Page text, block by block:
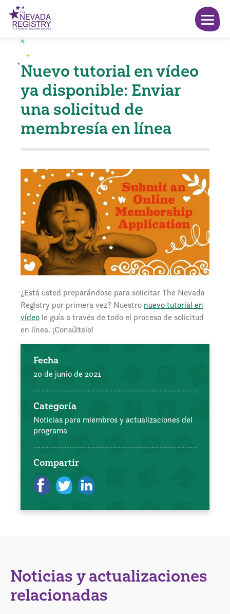
Nuevo tutorial en vídeo
ya disponible: Enviar
una solicitud de
membresía en línea
¿Está usted preparándose para solicitar The Nevada
Registry por primera vez? Nuestro nuevo tutorial en
vídeo le guía a través de todo el proceso de solicitud
en línea. ¡Consúltelo!
Fecha
20 de junio de 2021
Categoría
Noticias para miembros y actualizaciones del
programa
Compartir
Noticias y actualizaciones
relacionadas